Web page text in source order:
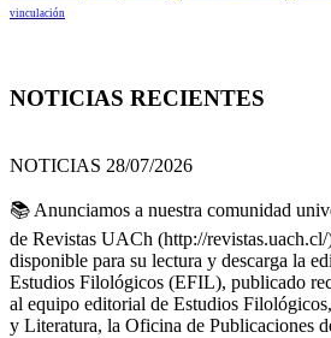
vinculación
NOTICIAS RECIENTES
NOTICIAS 28/07/2026
📚 Anunciamos a nuestra comunidad
de Revistas UACh (http://revistas.uach.cl/
disponible para su lectura y descarga la
Estudios Filológicos (EFIL), publicado
al equipo editorial de Estudios
y Literatura, la Oficina de Publicaciones